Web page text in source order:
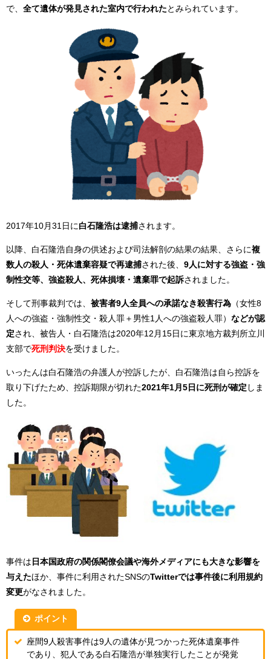
で、 全て遺体が発見された室内で行われた とみられています。
2017年10月31日に 白石隆浩は逮捕されます。
以降、白石隆浩自身の供述および司法解剖の結果の結果、さらに複
数人の殺人・死体遺棄容疑で再逮捕された後、 9人に対する強盗・強
制性交等、強盗殺人、死体損壊・遺棄罪で起訴されました。
そして刑事裁判では、 被害者9人全員への承諾なき殺害行為 （女性8
人への強盗・強制性交・殺人罪＋男性1人への強盗殺人罪） などが認
定 され、被告人・白石隆浩は2020年12月15日に東京地方裁判所立川
支部で死刑判決を受けました。
いったんは白石隆浩の弁護人が控訴したが、白石隆浩は自ら控訴を
取り下げたため、控訴期限が切れた2021年1月5日に死刑が確定 しま
した。
事件は 日本国政府の関係閣僚会議や海外メディアにも大きな影響を
与えたほか、事件に利用されたSNSのTwitterでは事件後に利用規約
変更がなされました。
ポイント
座間9人殺害事件は9人の遺体が見つかった死体遺棄事件
であり、犯人である白石隆浩が単独実行したことが発覚